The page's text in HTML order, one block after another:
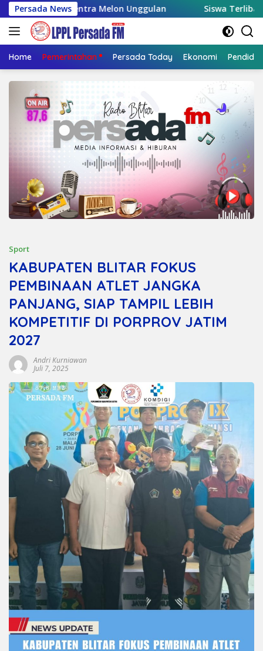
Langsung
ke
konten
Persada News
Sentra Melon Unggulan Siswa Terlibat Kasus
Home Pemerintahan Persada Today Ekonomi
Sport
KABUPATEN BLITAR FOKUS
PEMBINAAN ATLET JANGKA
PANJANG, SIAP TAMPIL LEBIH
KOMPETITIF DI PORPROV JATIM
2027
Andri Kurniawan
Juli 7, 2025